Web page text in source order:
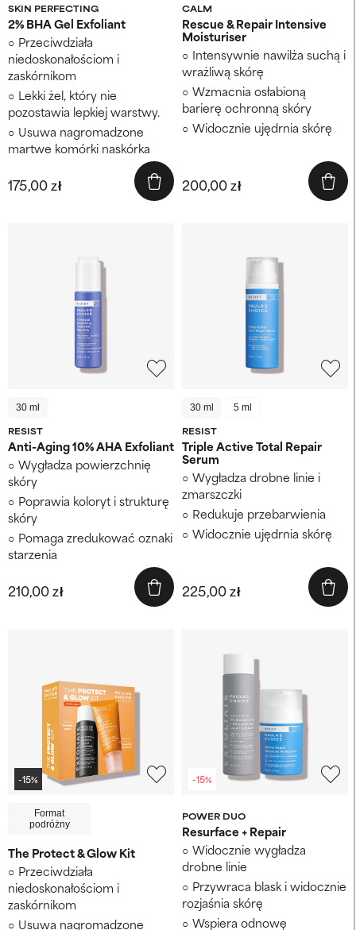
SKIN PERFECTING
2% BHA Gel Exfoliant
Przeciwdziała
niedoskonałościom i
zaskórnikom
Lekki żel, który nie
pozostawia lepkiej warstwy.
Usuwa nagromadzone
martwe komórki naskórka
175,00 zł
CALM
Rescue & Repair Intensive
Moisturiser
Intensywnie nawilża suchą i
wrażliwą skórę
Wzmacnia osłabioną
barierę ochronną skóry
Widocznie ujędrnia skórę
200,00 zł
30 ml
RESIST
Anti-Aging 10% AHA Exfoliant
Wygładza powierzchnię
skóry
Poprawia koloryt i strukturę
skóry
Pomaga zredukować oznaki
starzenia
210,00 zł
30 ml 5 ml
RESIST
Triple Active Total Repair
Serum
Wygładza drobne linie i
zmarszczki
Redukuje przebarwienia
Widocznie ujędrnia skórę
225,00 zł
-15%
Format
podróżny
The Protect & Glow Kit
Przeciwdziała
niedoskonałościom i
zaskórnikom
Usuwa nagromadzone
-15%
POWER DUO
Resurface + Repair
Widocznie wygładza
drobne linie
Przywraca blask i widocznie
rozjaśnia skórę
Wspiera odnowę